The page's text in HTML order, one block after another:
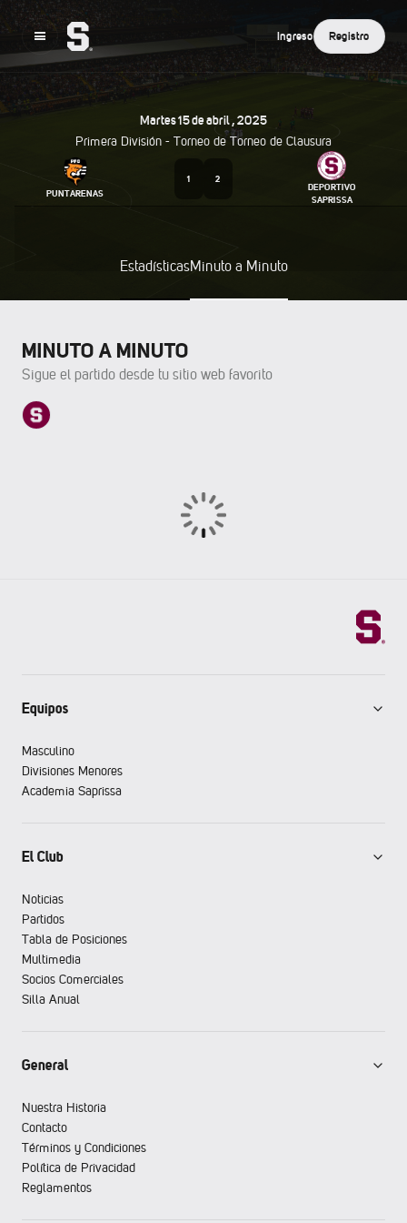
Ingreso Registro
Martes15DeAbril,2025
Primera División - Torneo de Torneo de Clausura
PUNTARENAS
1 2
DEPORTIVO
SAPRISSA
EstadísticasMinuto a Minuto
MINUTO A MINUTO
Sigue el partido desde tu sitio web favorito
Equipos
Masculino
Divisiones Menores
Academia Saprissa
El Club
Noticias
Partidos
Tabla de Posiciones
Multimedia
Socios Comerciales
Silla Anual
General
Nuestra Historia
Contacto
Términos y Condiciones
Política de Privacidad
Reglamentos